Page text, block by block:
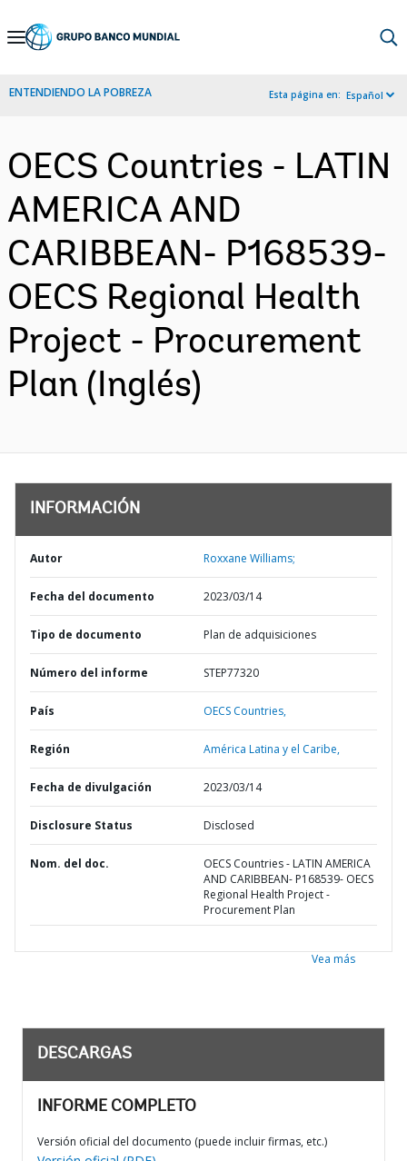
Skip
Navigation
ENTENDIENDO LA POBREZA Esta página en: Español
OECS Countries - LATIN
AMERICA AND
CARIBBEAN- P168539-
OECS Regional Health
Project - Procurement
Plan (Inglés)
INFORMACIÓN
Autor Roxxane Williams;
Fecha del documento 2023/03/14
Tipo de documento Plan de adquisiciones
Número del informe STEP77320
País OECS Countries,
Región América Latina y el Caribe,
Fecha de divulgación 2023/03/14
Disclosure Status Disclosed
Nom. del doc.
OECS Countries - LATIN AMERICA
AND CARIBBEAN- P168539- OECS
Regional Health Project -
Procurement Plan
Vea más
DESCARGAS
INFORME COMPLETO
Versión oficial del documento (puede incluir firmas, etc.)